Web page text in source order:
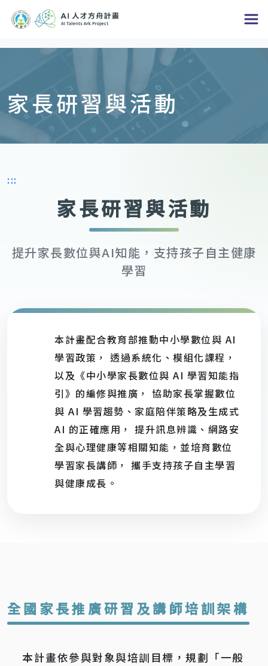
跳
內
容
區
家長研習與活動
:::
家長研習與活動
提升家長數位與AI知能，支持孩子自主健康
學習
本計畫配合教育部推動中小學數位與 AI
學習政策， 透過系統化、模組化課程，
以及《中小學家長數位與 AI 學習知能指
引》的編修與推廣， 協助家長掌握數位
與 AI 學習趨勢、家庭陪伴策略及生成式
AI 的正確應用， 提升訊息辨識、網路安
全與心理健康等相關知能，並培育數位
學習家長講師， 攜手支持孩子自主學習
與健康成長。
全國家長推廣研習及講師培訓架構
本計畫依參與對象與培訓目標，規劃「一般